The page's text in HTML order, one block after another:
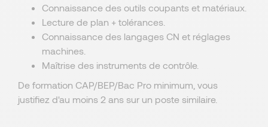
Connaissance des outils coupants et matériaux.
Lecture de plan + tolérances.
Connaissance des langages CN et réglages
machines.
Maîtrise des instruments de contrôle.
De formation CAP/BEP/Bac Pro minimum, vous
justifiez d'au moins 2 ans sur un poste similaire.